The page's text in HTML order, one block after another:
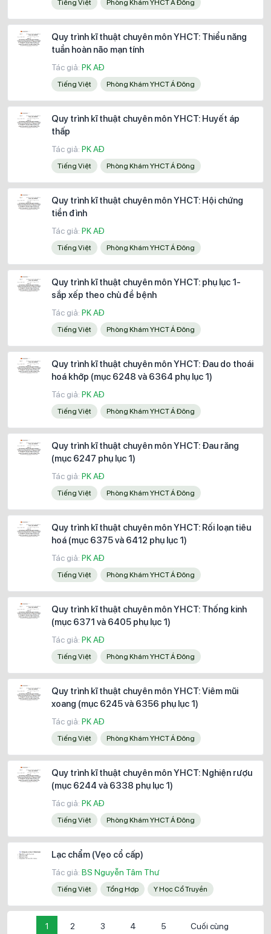
Tiếng Việt Phòng Khám YHCT Á Đông
Quy trình kĩ thuật chuyên môn YHCT: Thiểu năng
tuần hoàn não mạn tính
Tác giả: PK AĐ
Tiếng Việt Phòng Khám YHCT Á Đông
Quy trình kĩ thuật chuyên môn YHCT: Huyết áp
thấp
Tác giả: PK AĐ
Tiếng Việt Phòng Khám YHCT Á Đông
Quy trình kĩ thuật chuyên môn YHCT: Hội chứng
tiền đình
Tác giả: PK AĐ
Tiếng Việt Phòng Khám YHCT Á Đông
Quy trình kĩ thuật chuyên môn YHCT: phụ lục 1-
sắp xếp theo chủ đề bệnh
Tác giả: PK AĐ
Tiếng Việt Phòng Khám YHCT Á Đông
Quy trình kĩ thuật chuyên môn YHCT: Đau do thoái
hoá khớp (mục 6248 và 6364 phụ lục 1)
Tác giả: PK AĐ
Tiếng Việt Phòng Khám YHCT Á Đông
Quy trình kĩ thuật chuyên môn YHCT: Đau răng
(mục 6247 phụ lục 1)
Tác giả: PK AĐ
Tiếng Việt Phòng Khám YHCT Á Đông
Quy trình kĩ thuật chuyên môn YHCT: Rối loạn tiêu
hoá (mục 6375 và 6412 phụ lục 1)
Tác giả: PK AĐ
Tiếng Việt Phòng Khám YHCT Á Đông
Quy trình kĩ thuật chuyên môn YHCT: Thống kinh
(mục 6371 và 6405 phụ lục 1)
Tác giả: PK AĐ
Tiếng Việt Phòng Khám YHCT Á Đông
Quy trình kĩ thuật chuyên môn YHCT: Viêm mũi
xoang (mục 6245 và 6356 phụ lục 1)
Tác giả: PK AĐ
Tiếng Việt Phòng Khám YHCT Á Đông
Quy trình kĩ thuật chuyên môn YHCT: Nghiện rượu
(mục 6244 và 6338 phụ lục 1)
Tác giả: PK AĐ
Tiếng Việt Phòng Khám YHCT Á Đông
Lạc chẩm (Vẹo cổ cấp)
Tác giả: BS Nguyễn Tâm Thư
Tiếng Việt Tổng Hợp Y Học Cổ Truyền
1 2 3 4 5 Cuối cùng